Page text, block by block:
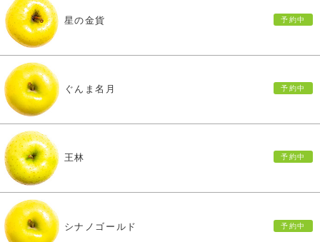
星の金貨
ぐんま名月
王林
シナノゴールド